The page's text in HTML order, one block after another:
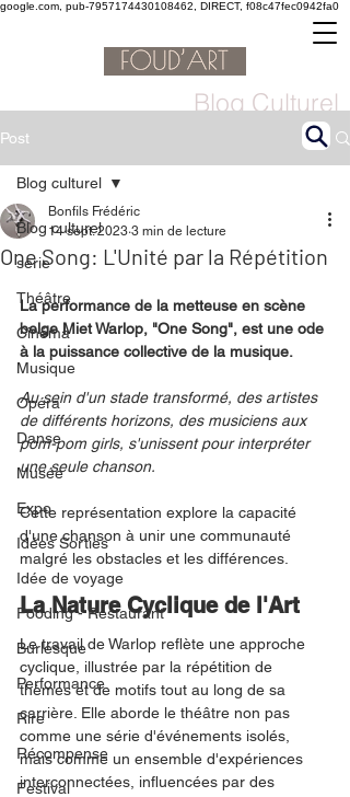
google.com, pub-7957174430108462, DIRECT, f08c47fec0942fa0
Blog Culturel
Post
Blog culturel
serie
Théâtre
Cinéma
Musique
Opéra
Danse
Musée
Expo
Idées Sorties
Idée de voyage
Fooding - Restaurant
Burlesque
Performance
Rire
Récompense
Festival
Blog culturel
One Song: L'Unité par la Répétition
Bonfils Frédéric
14 sept. 2023 3 min de lecture
La performance de la metteuse en scène
belge Miet Warlop, "One Song", est une ode
à la puissance collective de la musique.
Au sein d'un stade transformé, des artistes
de différents horizons, des musiciens aux
pom-pom girls, s'unissent pour interpréter
une seule chanson.
Cette représentation explore la capacité
d'une chanson à unir une communauté
malgré les obstacles et les différences.
La Nature Cyclique de l'Art
Le travail de Warlop reflète une approche
cyclique, illustrée par la répétition de
thèmes et de motifs tout au long de sa
carrière. Elle aborde le théâtre non pas
comme une série d'événements isolés,
mais comme un ensemble d'expériences
interconnectées, influencées par des